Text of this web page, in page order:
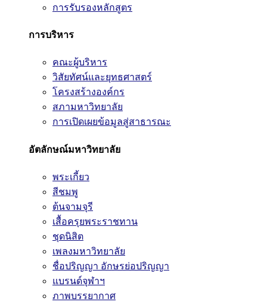
การรับรองหลักสูตร
การบริหาร
คณะผู้บริหาร
วิสัยทัศน์และยุทธศาสตร์
โครงสร้างองค์กร
สภามหาวิทยาลัย
การเปิดเผยข้อมูลสู่สาธารณะ
อัตลักษณ์มหาวิทยาลัย
พระเกี้ยว
สีชมพู
ต้นจามจุรี
เสื้อครุยพระราชทาน
ชุดนิสิต
เพลงมหาวิทยาลัย
ชื่อปริญญา อักษรย่อปริญญา
แบรนด์จุฬาฯ
ภาพบรรยากาศ